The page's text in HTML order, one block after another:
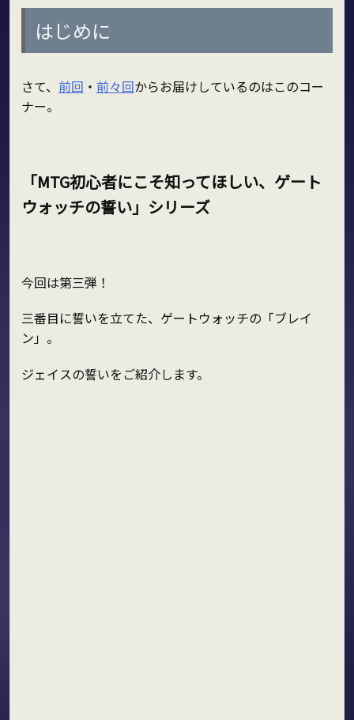
はじめに
さて、 前回 ・ 前々回からお届けしているのはこのコー
ナー。
「MTG初心者にこそ知ってほしい、ゲート
ウォッチの誓い」シリーズ
今回は第三弾！
三番目に誓いを立てた、ゲートウォッチの「ブレイ
ン」。
ジェイスの誓いをご紹介します。